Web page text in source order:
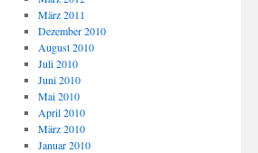
März 2011
Dezember 2010
August 2010
Juli 2010
Juni 2010
Mai 2010
April 2010
März 2010
Januar 2010